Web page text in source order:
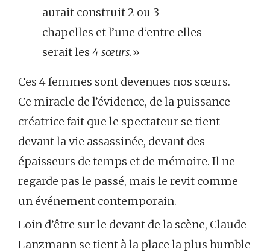
aurait construit 2 ou 3
chapelles et l’une d‘entre elles
serait les 4 sœurs.»
Ces 4 femmes sont devenues nos sœurs.
Ce miracle de l’évidence, de la puissance
créatrice fait que le spectateur se tient
devant la vie assassinée, devant des
épaisseurs de temps et de mémoire. Il ne
regarde pas le passé, mais le revit comme
un événement contemporain.
Loin d’être sur le devant de la scène, Claude
Lanzmann se tient à la place la plus humble